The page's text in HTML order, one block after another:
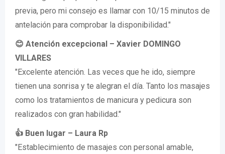
previa, pero mi consejo es llamar con 10/15 minutos de
antelación para comprobar la disponibilidad."
😊 Atención excepcional – Xavier DOMINGO
VILLARES
"Excelente atención. Las veces que he ido, siempre
tienen una sonrisa y te alegran el día. Tanto los masajes
como los tratamientos de manicura y pedicura son
realizados con gran habilidad."
👍 Buen lugar – Laura Rp
"Establecimiento de masajes con personal amable,